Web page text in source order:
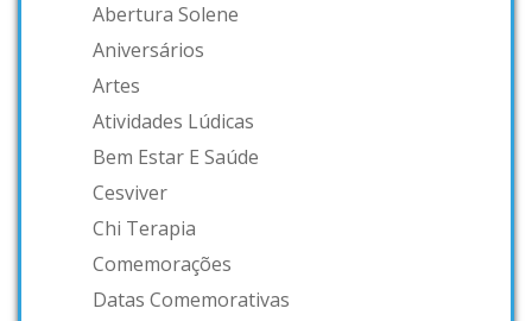
Abertura Solene
Aniversários
Artes
Atividades Lúdicas
Bem Estar E Saúde
Cesviver
Chi Terapia
Comemorações
Datas Comemorativas